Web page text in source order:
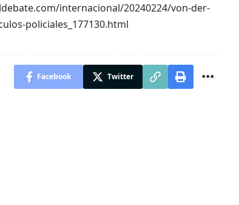
internacional/20240224/von-der-
policiales_177130.html
Facebook Twitter